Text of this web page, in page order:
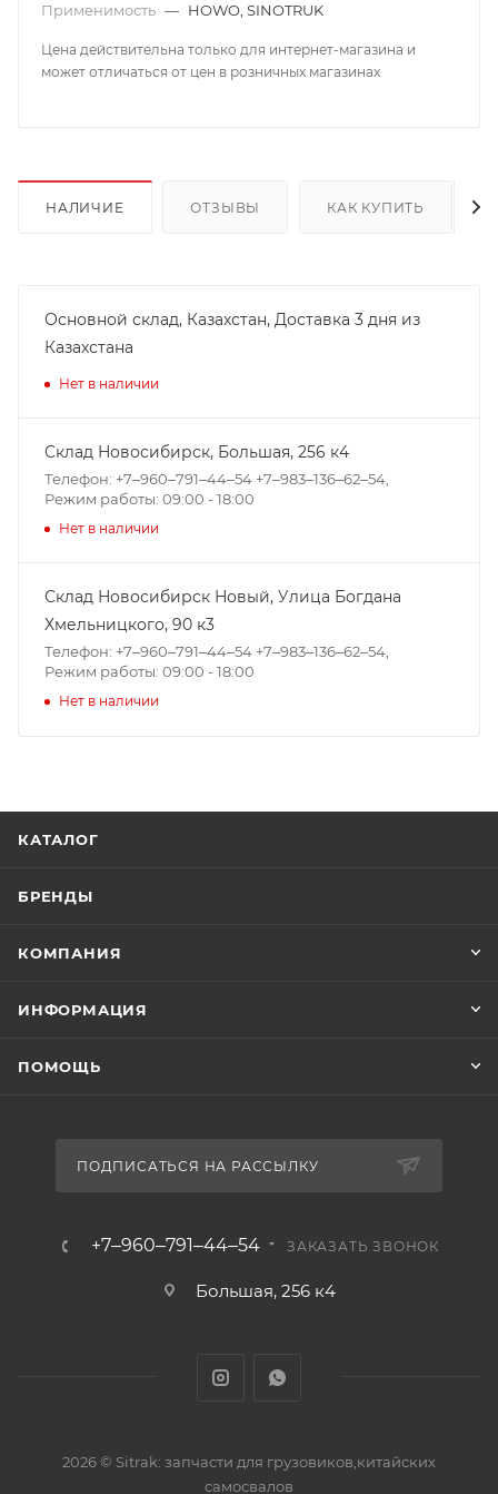
Применимость — HOWO, SINOTRUK
Цена действительна только для интернет-магазина и
может отличаться от цен в розничных магазинах
НАЛИЧИЕ ОТЗЫВЫ КАК КУПИТЬ
Основной склад, Казахстан, Доставка 3 дня из
Казахстана
Нет в наличии
Склад Новосибирск, ​Большая, 256 к4
Телефон: +7‒960‒791‒44‒54 +7‒983‒136‒62‒54,
Режим работы: 09:00 - 18:00
Нет в наличии
Склад Новосибирск Новый, ​Улица Богдана
Хмельницкого, 90 к3
Телефон: +7‒960‒791‒44‒54 +7‒983‒136‒62‒54,
Режим работы: 09:00 - 18:00
Нет в наличии
КАТАЛОГ
БРЕНДЫ
КОМПАНИЯ
ИНФОРМАЦИЯ
ПОМОЩЬ
ПОДПИСАТЬСЯ НА РАССЫЛКУ
+7‒960‒791‒44‒54 ЗАКАЗАТЬ ЗВОНОК
Большая, 256 к4
2026 © Sitrak: запчасти для грузовиков,китайских
самосвалов